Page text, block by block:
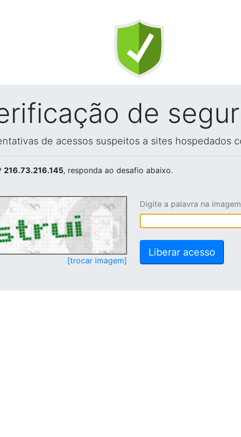
de
de acessos suspeitos a sites hospedados
216.73.216.145, responda ao desafio abaixo.
[trocar imagem]
Digite a palavra na